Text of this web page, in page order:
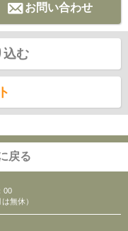
お問い合わせ
込む
戻る
00
無休）